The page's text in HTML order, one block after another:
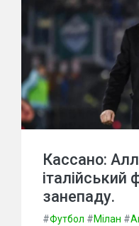
Кассано:
італійський
занепаду.
#Футбол #Мілан #